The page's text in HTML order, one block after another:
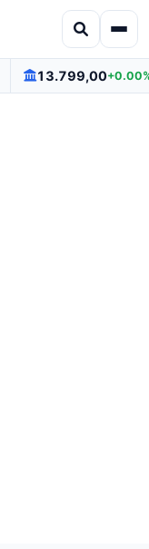
13.799,00